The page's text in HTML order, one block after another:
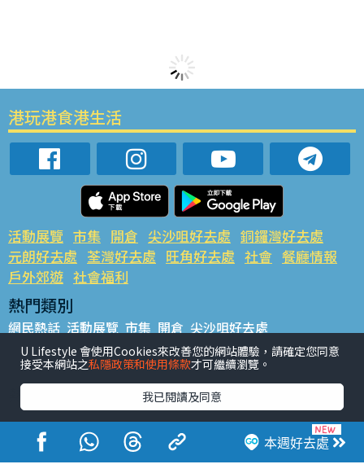
本週好去處
港玩港食港生活
活動展覽 市集 開倉 尖沙咀好去處 銅鑼灣好去處
元朗好去處 荃灣好去處 旺角好去處 社會 餐廳情報
戶外郊遊 社會福利
熱門類別
網民熱話 活動展覽 市集 開倉 尖沙咀好去處
銅鑼灣好去處 元朗好去處 荃灣好去處 旺角好去處 社會
餐廳情報 戶外郊遊
熱門標籤
#UGO搵好去處 #人氣活動推介 #美食社群熱話
#親子玩樂好去處
#ULifestyle應用程式
#限時搶
#UJetso禮物放送
#ULifestyle商戶中心 #著數 #網絡熱話
U Lifestyle 會使用Cookies來改善您的網站體驗，請確定您同意
接受本網站之私隱政策和使用條款才可繼續瀏覽。
我已閱讀及同意